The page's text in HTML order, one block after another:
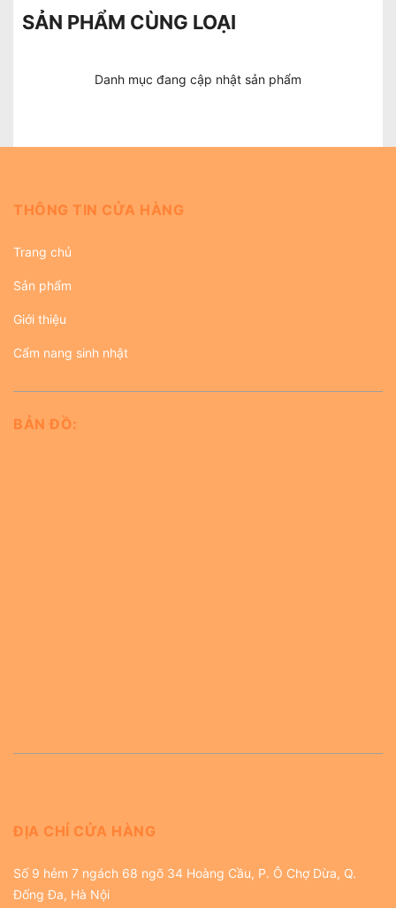
SẢN PHẨM CÙNG LOẠI
Danh mục đang cập nhật sản phẩm
THÔNG TIN CỬA HÀNG
Trang chủ
Sản phẩm
Giới thiệu
Cẩm nang sinh nhật
BẢN ĐỒ:
ĐỊA CHỈ CỬA HÀNG
Số 9 hẻm 7 ngách 68 ngõ 34 Hoàng Cầu, P. Ô Chợ Dừa, Q.
Đống Đa, Hà Nội